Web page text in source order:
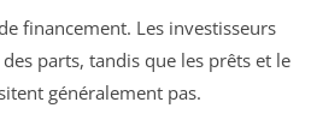
financement. Les investisseurs
parts, tandis que les prêts et le
généralement pas.